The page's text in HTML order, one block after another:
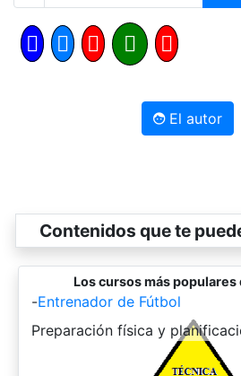
El autor
Contenidos que te
Los cursos más populares
-Entrenador de Fútbol
-
Preparación física y